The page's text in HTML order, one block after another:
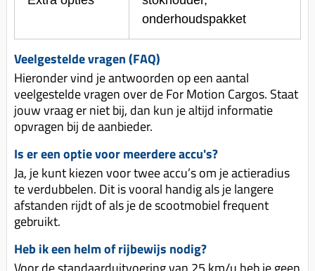
onderhoudspakket
Veelgestelde vragen (FAQ)
Hieronder vind je antwoorden op een aantal
veelgestelde vragen over de For Motion Cargos. Staat
jouw vraag er niet bij, dan kun je altijd informatie
opvragen bij de aanbieder.
Is er een optie voor meerdere accu's?
Ja, je kunt kiezen voor twee accu’s om je actieradius
te verdubbelen. Dit is vooral handig als je langere
afstanden rijdt of als je de scootmobiel frequent
gebruikt.
Heb ik een helm of rijbewijs nodig?